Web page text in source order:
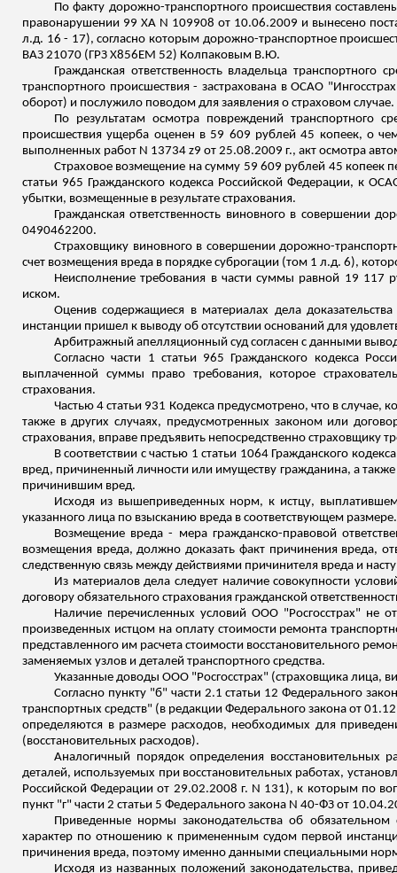
По факту дорожно-транспортного происшествия
правонарушении 99 ХА N 109908 от 10.06.2009 и вынесено
л.д. 16 - 17), согласно которым дорожно-транспортное
ВАЗ 21070 (ГРЗ Х856ЕМ 52) Колпаковым В.Ю.
Гражданская ответственность владельца транспортного
транспортного происшествия - застрахована в ОСАО
оборот) и послужило поводом для заявления о страховом случае.
По результатам осмотра повреждений транспортного
происшествия ущерба оценен в 59 609 рублей 45 копеек, о
выполненных работ N 13734 z9 от 25.08.2009 г., акт осмотра
Страховое возмещение на сумму 59 609 рублей 45
статьи 965 Гражданского кодекса Российской Федерации, к
убытки, возмещенные в результате страхования.
Гражданская ответственность виновного в совершении
0490462200.
Страховщику виновного в совершении дорожно-
счет возмещения вреда в порядке суброгации (том 1 л.д. 6),
Неисполнение требования в части суммы равной 19
иском.
Оценив содержащиеся в материалах дела
инстанции пришел к выводу об отсутствии оснований для
Арбитражный апелляционный суд согласен с данными
Согласно части 1 статьи 965 Гражданского кодекса
выплаченной суммы право требования, которое
страхования.
Частью 4 статьи 931 Кодекса предусмотрено, что в случае,
также в других случаях, предусмотренных законом или
страхования, вправе предъявить непосредственно страховщику
В соответствии с частью 1 статьи 1064 Гражданского
вред, причиненный личности или имуществу гражданина, а
причинившим вред.
Исходя из вышеприведенных норм, к истцу,
указанного лица по взысканию вреда в соответствующем размере.
Возмещение вреда - мера гражданско-правовой
возмещения вреда, должно доказать факт причинения вреда,
следственную связь между действиями причинителя вреда и
Из материалов дела следует наличие совокупности
договору обязательного страхования гражданской
Наличие перечисленных условий ООО "Росгосстрах" не
произведенных истцом на оплату стоимости ремонта
представленного им расчета стоимости восстановительного
заменяемых узлов и деталей транспортного средства.
Указанные доводы ООО "Росгосстрах" (страховщика лица,
Согласно пункту "б" части 2.1 статьи 12 Федерального
транспортных средств" (в редакции Федерального закона от
определяются в размере расходов, необходимых для
(восстановительных расходов).
Аналогичный порядок определения восстановительных
деталей, используемых при восстановительных работах,
Российской Федерации от 29.02.2008 г. N 131), к которым по
пункт "г" части 2 статьи 5 Федерального закона N 40-ФЗ от
Приведенные нормы законодательства об обязательном
характер по отношению к примененным судом первой
причинения вреда, поэтому именно данными специальными
Исходя из названных положений законодательства,